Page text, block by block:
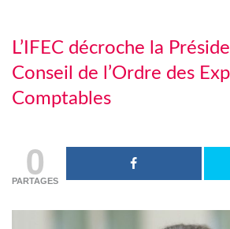
L’IFEC décroche la
Conseil de l’Ordre des
Comptables
0
PARTAGES